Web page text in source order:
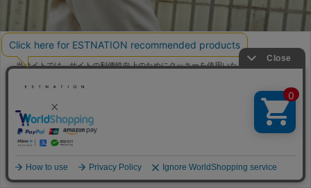
当サイトでは、サイトの利便性向上のためにクッキーを使用いたします。ボタン
ーの使用に同意したことになります。クッキーを通じて収集する情報には「お客
クッキーポリシ
ー
をご確認ください。